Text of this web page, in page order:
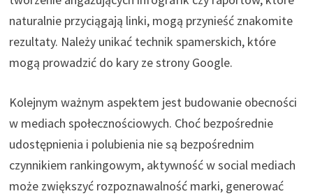
naturalnie przyciągają linki, mogą przynieść znakomite
rezultaty. Należy unikać technik spamerskich, które
mogą prowadzić do kary ze strony Google.
Kolejnym ważnym aspektem jest budowanie obecności
w mediach społecznościowych. Choć bezpośrednie
udostępnienia i polubienia nie są bezpośrednim
czynnikiem rankingowym, aktywność w social mediach
może zwiększyć rozpoznawalność marki, generować